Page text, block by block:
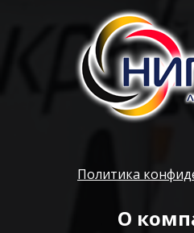
Политика
О